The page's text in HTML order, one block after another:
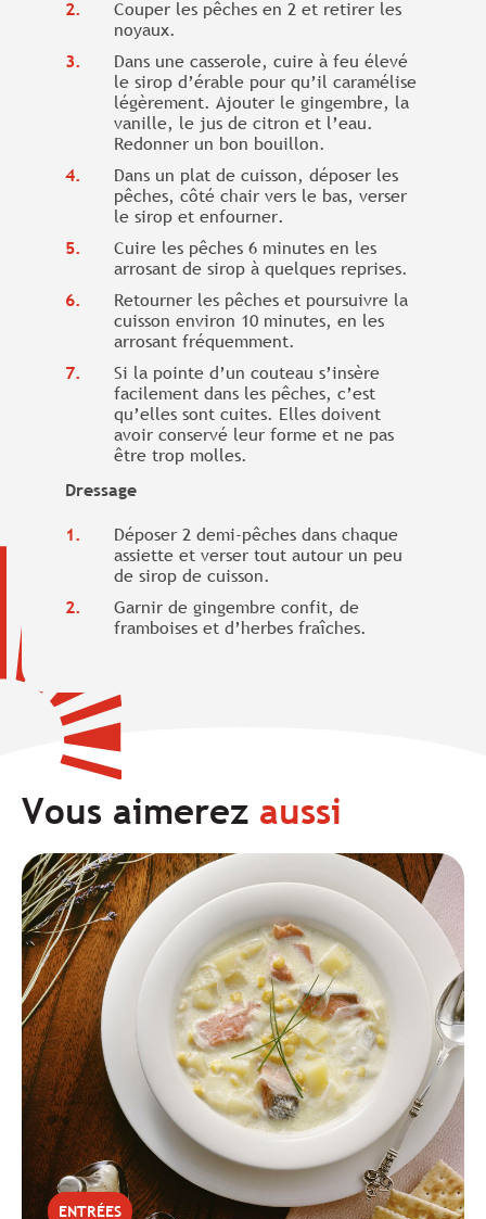
Couper les pêches en 2 et retirer les
noyaux.
Dans une casserole, cuire à feu élevé
le sirop d’érable pour qu’il caramélise
légèrement. Ajouter le gingembre, la
vanille, le jus de citron et l’eau.
Redonner un bon bouillon.
Dans un plat de cuisson, déposer les
pêches, côté chair vers le bas, verser
le sirop et enfourner.
Cuire les pêches 6 minutes en les
arrosant de sirop à quelques reprises.
Retourner les pêches et poursuivre la
cuisson environ 10 minutes, en les
arrosant fréquemment.
Si la pointe d’un couteau s’insère
facilement dans les pêches, c’est
qu’elles sont cuites. Elles doivent
avoir conservé leur forme et ne pas
être trop molles.
Dressage
Déposer 2 demi-pêches dans chaque
assiette et verser tout autour un peu
de sirop de cuisson.
Garnir de gingembre confit, de
framboises et d’herbes fraîches.
Vous aimerez aussi
ENTRÉES